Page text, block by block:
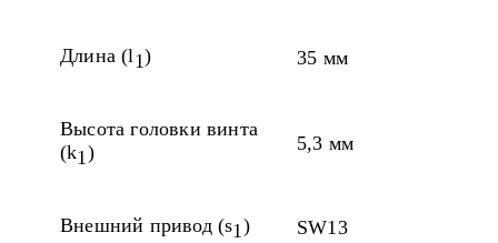
Длина (l1) 35 мм
Высота головки винта
(k1 ) 5,3 мм
Внешний привод (s1 ) SW13